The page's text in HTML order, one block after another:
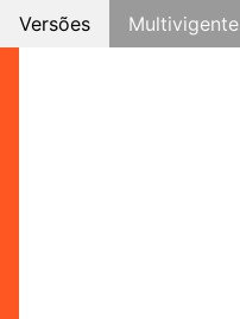
Versões Multivigente